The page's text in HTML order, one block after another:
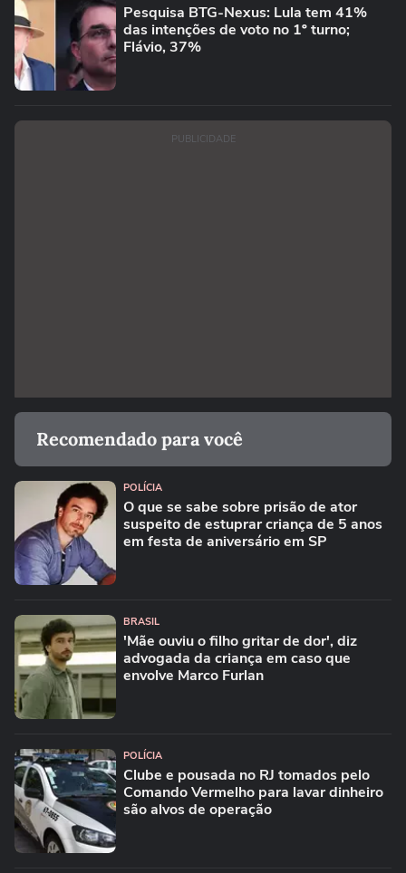
Pesquisa BTG-Nexus: Lula tem 41%
das intenções de voto no 1º turno;
Flávio, 37%
PUBLICIDADE
Recomendado para você
POLÍCIA
O que se sabe sobre prisão de ator
suspeito de estuprar criança de 5 anos
em festa de aniversário em SP
BRASIL
'Mãe ouviu o filho gritar de dor', diz
advogada da criança em caso que
envolve Marco Furlan
POLÍCIA
Clube e pousada no RJ tomados pelo
Comando Vermelho para lavar dinheiro
são alvos de operação